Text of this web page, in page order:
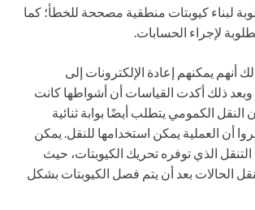
لبناء كيوبتات منطقية مصححة للخطأ؛ كما
لإجراء الحسابات.
أنهم يمكنهم إعادة الإلكترونات إلى
وبعد ذلك أكدت القياسات أن أشواطها كانت
الكمومي يتطلب أيضًا بوابة ثنائية
أن العملية يمكن استخدامها للنقل. يمكن
الذي توفره تحريك الكيوبتات، حيث
الحالات بعد أن يتم فصل الكيوبتات بشكل